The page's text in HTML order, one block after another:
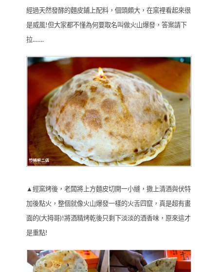
經過天然發酵的麵皮鋪上配料，個頭頗大，在窯裡看起來很
是威風!但大家都不懂為何要取名叫做火山爆發，答案請下
拉…….
▲經窯烤後，老闆將上方麵皮切開一小縫，撒上清酒與伏特
加後點火，整個就像火山爆發一樣的火舌四竄，真是超有畫
面的(大拇哥)!將酒精烤乾後只剩下淡淡的酒香味，原來這才
是重點!